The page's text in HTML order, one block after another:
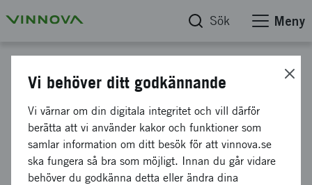
Sök Meny
Elkraftsdistribution till 6G
edgenoder med hög
effektdensitet
Vi behöver ditt godkännande
Vi värnar om din digitala integritet och vill därför
berätta att vi använder kakor och funktioner som
samlar information om ditt besök för att vinnova.se
ska fungera så bra som möjligt. Innan du går vidare
behöver du godkänna detta eller ändra dina